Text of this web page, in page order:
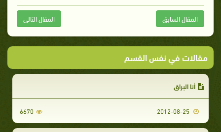
المقال السابق المقال التالى
مقالات في نفس القسم
أنا البراق
6670